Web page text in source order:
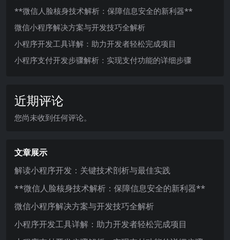
**微信人脸核身技术解析：保障信息安全的新利器**
微信小程序解决方案与开发技巧全解析
小程序开发工具详解：助力开发者轻松完成项目
小程序支付开发步骤解析：实现支付功能的详细步骤
近期评论
您尚未收到任何评论。
文章展示
解读小程序开发：关键技术剖析与最佳实践
**微信人脸核身技术解析：保障信息安全的新利器**
微信小程序解决方案与开发技巧全解析
小程序开发工具详解：助力开发者轻松完成项目